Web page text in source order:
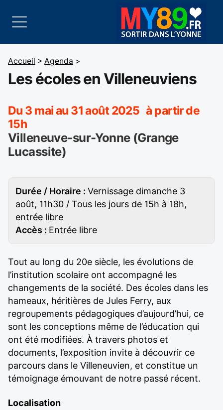
Accueil > Agenda >
Les écoles en Villeneuviens
Du 3 mai au 31 août 2025 à partir de
15h
Villeneuve-sur-Yonne (Grange
Lucassite)
Durée / Horaire : Vernissage dimanche 3
août, 11h30 / Tous les jours de 15h à 18h,
entrée libre
Accès : Entrée libre
Tout au long du 20e siècle, les évolutions de
l’institution scolaire ont accompagné les
changements de la société. Des écoles dans les
hameaux, héritières de Jules Ferry, aux
regroupements pédagogiques d’aujourd’hui, ce
sont les conceptions même de l’éducation qui
ont été modifiées. À travers photos et
documents, l’exposition invite à découvrir ce
parcours dans le Villeneuvien, et constitue un
témoignage émouvant de notre passé récent.
Localisation